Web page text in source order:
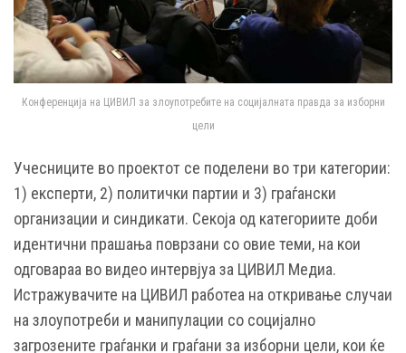
Конференција на ЦИВИЛ за злоупотребите на социјалната правда за изборни
цели
Учесниците во проектот се поделени во три категории:
1) експерти, 2) политички партии и 3) граѓански
организации и синдикати. Секоја од категориите доби
идентични прашања поврзани со овие теми, на кои
одговараа во видео интервјуа за ЦИВИЛ Медиа.
Истражувачите на ЦИВИЛ работеа на откривање случаи
на злоупотреби и манипулации со социјално
загрозените граѓанки и граѓани за изборни цели, кои ќе